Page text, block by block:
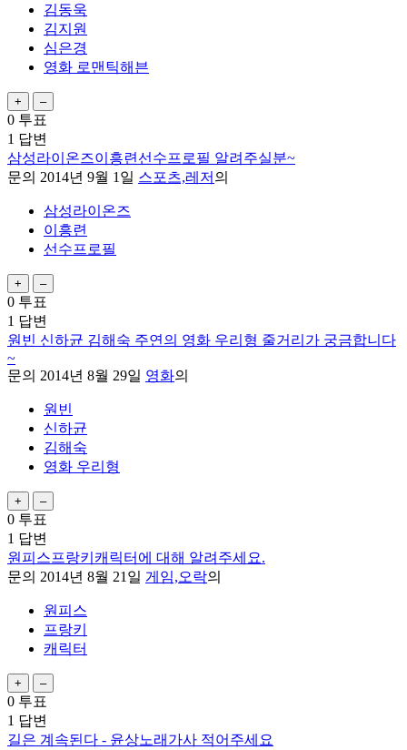
김동욱
김지원
심은경
영화 로맨틱해븐
0 투표
1 답변
삼성라이온즈이흥련선수프로필 알려주실분~
문의 2014년 9월 1일 스포츠,레저 의
삼성라이온즈
이흥련
선수프로필
0 투표
1 답변
원빈 신하균 김해숙 주연의 영화 우리형 줄거리가 궁금합니다
~
문의 2014년 8월 29일 영화의
원빈
신하균
김해숙
영화 우리형
0 투표
1 답변
원피스프랑키캐릭터에 대해 알려주세요.
문의 2014년 8월 21일 게임,오락의
원피스
프랑키
캐릭터
0 투표
1 답변
길은 계속된다 - 윤상노래가사 적어주세요